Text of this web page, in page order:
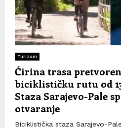
Turizam
Ćirina trasa
biciklističku rutu od
Staza Sarajevo-Pale
otvaranje
Biciklistička staza Sarajevo-